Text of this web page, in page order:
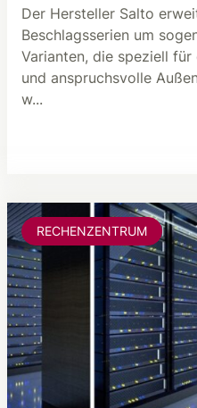
Der Hersteller Salto
Beschlagsserien um
Varianten, die speziell für
und anspruchsvolle
w...
RECHENZENTRUM